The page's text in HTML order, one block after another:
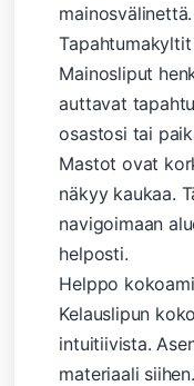
mainosvälinettä.
Mainosliput
auttavat
osastosi tai
Mastot ovat
näkyy kaukaa.
navigoimaan
helposti.
Helppo
Kelauslipun
intuitiivista.
materiaali